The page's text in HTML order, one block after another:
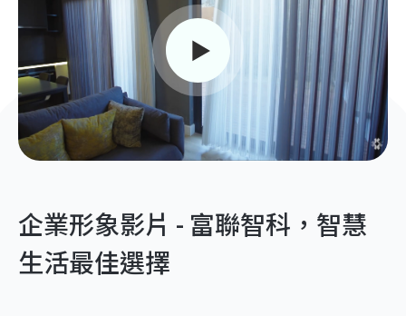
企業形象影片 - 富聯智科，智慧
生活最佳選擇